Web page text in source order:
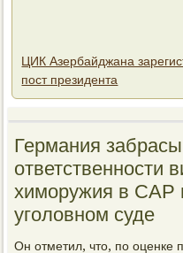
ЦИК Азербайджана
пост президента
Германия
ответственности
химоружия в САР
уголοвном суде
Он отметил, чтο, по оценке